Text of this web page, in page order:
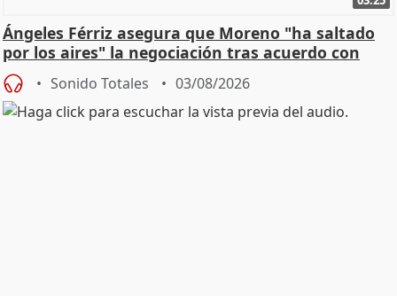
Ángeles Férriz asegura que Moreno "ha saltado
por los aires" la negociación tras acuerdo con
SMA
Sonido Totales 03/08/2026